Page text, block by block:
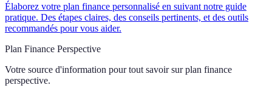
Élaborez votre plan finance personnalisé en suivant notre guide
pratique. Des étapes claires, des conseils pertinents, et des outils
recommandés pour vous aider.
Plan Finance Perspective
Votre source d'information pour tout savoir sur plan finance
perspective.